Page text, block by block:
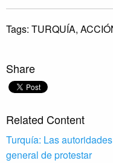
Tags: TURQUÍA,
Share
Related Content
Turquía: Las
general de protestar